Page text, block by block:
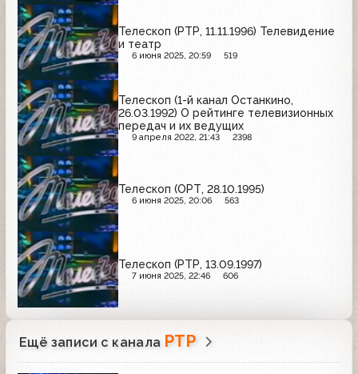
Телескоп (РТР, 11.11.1996) Телевидение
и театр
6 июня 2025, 20:59 519
Телескоп (1-й канал Останкино,
26.03.1992) О рейтинге телевизионных
передач и их ведущих
9 апреля 2022, 21:43 2398
Телескоп (ОРТ, 28.10.1995)
6 июня 2025, 20:06 563
Телескоп (РТР, 13.09.1997)
7 июня 2025, 22:46 606
Ещё записи с канала РТР